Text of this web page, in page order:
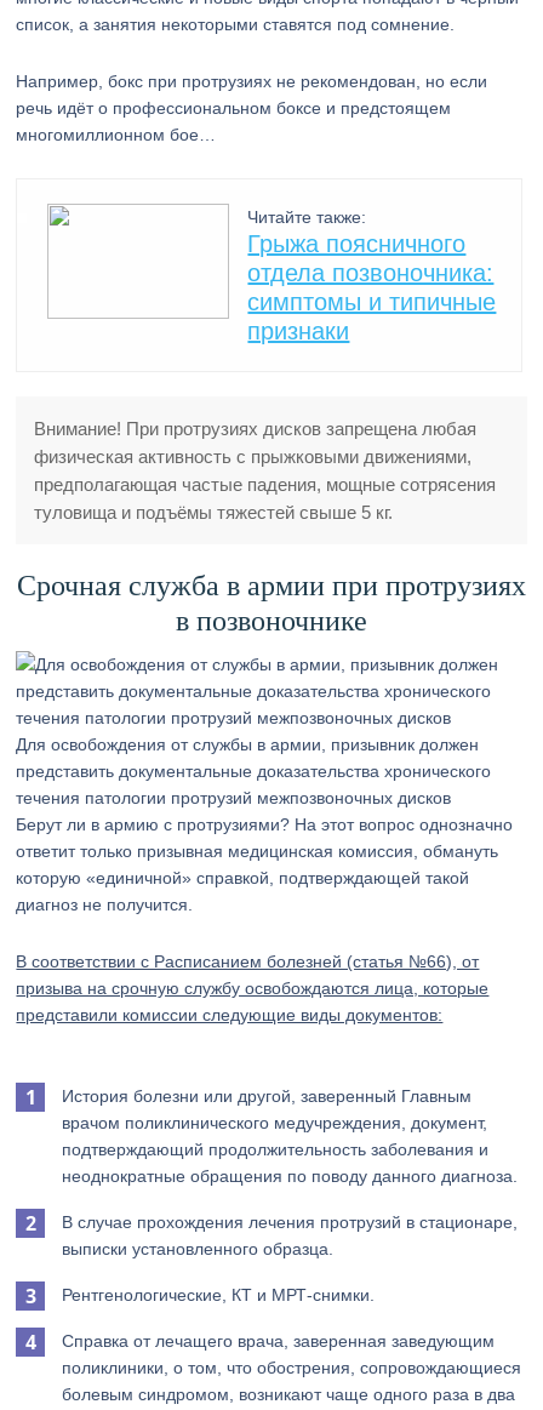
список, а занятия некоторыми ставятся под сомнение.
Например, бокс при протрузиях не рекомендован, но если
речь идёт о профессиональном боксе и предстоящем
многомиллионном бое…
Читайте также:
Грыжа поясничного
отдела позвоночника:
симптомы и типичные
признаки
Внимание! При протрузиях дисков запрещена любая
физическая активность с прыжковыми движениями,
предполагающая частые падения, мощные сотрясения
туловища и подъёмы тяжестей свыше 5 кг.
Срочная служба в армии при протрузиях
в позвоночнике
Для освобождения от службы в армии, призывник должен
представить документальные доказательства хронического
течения патологии протрузий межпозвоночных дисков
Берут ли в армию с протрузиями? На этот вопрос однозначно
ответит только призывная медицинская комиссия, обмануть
которую «единичной» справкой, подтверждающей такой
диагноз не получится.
В соответствии с Расписанием болезней (статья №66), от
призыва на срочную службу освобождаются лица, которые
представили комиссии следующие виды документов:
История болезни или другой, заверенный Главным
врачом поликлинического медучреждения, документ,
подтверждающий продолжительность заболевания и
неоднократные обращения по поводу данного диагноза.
В случае прохождения лечения протрузий в стационаре,
выписки установленного образца.
Рентгенологические, КТ и МРТ-снимки.
Справка от лечащего врача, заверенная заведующим
поликлиники, о том, что обострения, сопровождающиеся
болевым синдромом, возникают чаще одного раза в два